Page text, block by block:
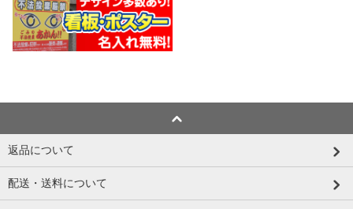
返品について
配送・送料について